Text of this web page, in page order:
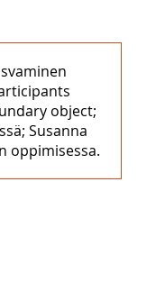
object;
Susanna
oppimisessa.